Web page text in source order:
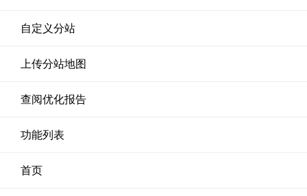
自定义分站
上传分站地图
查阅优化报告
功能列表
首页